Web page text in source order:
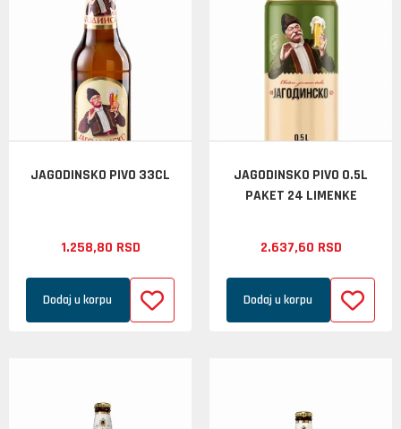
JAGODINSKO PIVO 33CL
1.258,80 RSD
Dodaj u korpu
JAGODINSKO PIVO 0.5L
PAKET 24 LIMENKE
2.637,60 RSD
Dodaj u korpu